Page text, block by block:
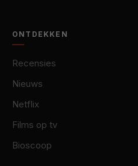
ONTDEKKEN
Recensies
Nieuws
Netflix
Films op tv
Bioscoop